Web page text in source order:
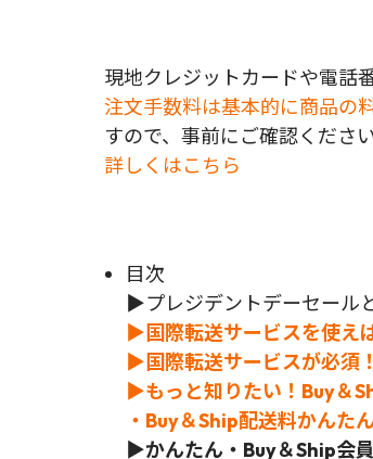
現地クレジットカードや電話
注文手数料は基本的に商品の
すので、事前にご確認ください
詳しくはこちら
目次
▶プレジデントデーセール
▶国際転送サービスを使え
▶国際転送サービスが必須
▶もっと知りたい！Buy＆
・Buy＆Ship配送料かんた
▶かんたん・Buy＆Ship会